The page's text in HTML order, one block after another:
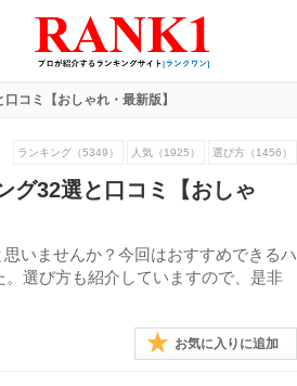
コミ【おしゃれ・最新版】
ランキング（5349） 人気（1925） 選び方（1456）
グ32選と口コミ【おしゃ
いませんか？今回はおすすめできるハ
選び方も紹介していますので、是非
お気に入りに追加